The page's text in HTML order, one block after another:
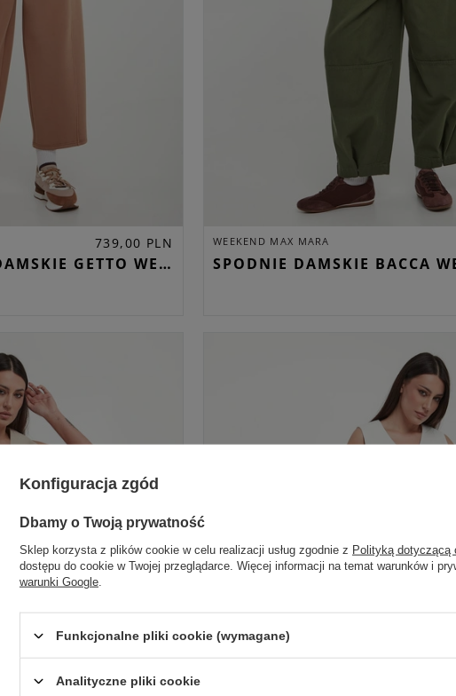
739,00 PLN
SPODNIE DRESOWE DAMSKIE GETTO WEEKEND MAX MARA KAMELOWY STRAIGHT
WEEKEND MAX MARA
Konfiguracja zgód
Dbamy o Twoją prywatność
Sklep korzysta z plików cookie w celu realizacji usług zgodnie z Polityką dotyczącą
dostępu do cookie w Twojej przeglądarce. Więcej informacji na temat warunków i
warunki Google
Funkcjonalne pliki cookie (wymagane)
Analityczne pliki cookie